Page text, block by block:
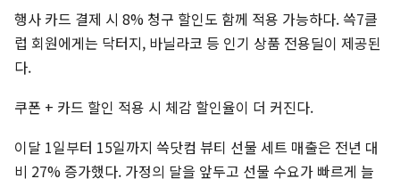
행사 카드 결제 시 8% 청구 할인도 함께 적용 가능하다. 쓱7클
럽 회원에게는 닥터지, 바닐라코 등 인기 상품 전용딜이 제공된
다.
쿠폰 + 카드 할인 적용 시 체감 할인율이 더 커진다.
이달 1일부터 15일까지 쓱닷컴 뷰티 선물 세트 매출은 전년 대
비 27% 증가했다. 가정의 달을 앞두고 선물 수요가 빠르게 늘